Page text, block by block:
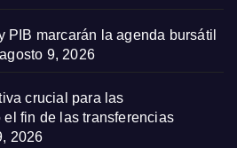
PIB marcarán la agenda bursátil
agosto 9, 2026
crucial para las
fin de las transferencias
2026